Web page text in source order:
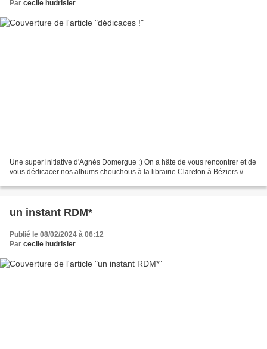
Par cecile hudrisier
Une super initiative d'Agnès Domergue ;) On a hâte de vous rencontrer et de
vous dédicacer nos albums chouchous à la librairie Clareton à Béziers //
un instant RDM*
Publié le 08/02/2024 à 06:12
Par cecile hudrisier